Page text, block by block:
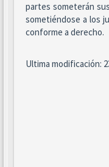
partes someterán
sometiéndose a los
conforme a derecho.
Ultima modificación: